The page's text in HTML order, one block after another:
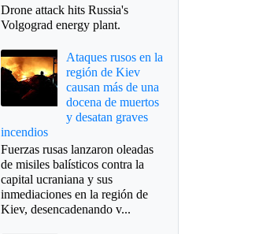
Drone attack hits Russia's
Volgograd energy plant.
Ataques rusos en la
región de Kiev
causan más de una
docena de muertos
y desatan graves
incendios
Fuerzas rusas lanzaron oleadas
de misiles balísticos contra la
capital ucraniana y sus
inmediaciones en la región de
Kiev, desencadenando v...